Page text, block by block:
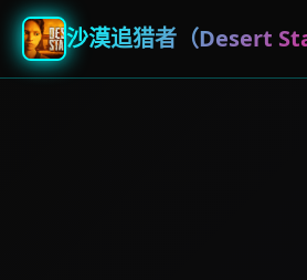
沙漠追猎者（Desert